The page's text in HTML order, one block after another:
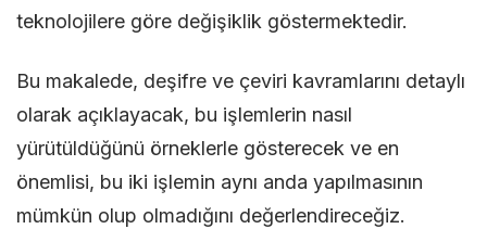
teknolojilere göre değişiklik göstermektedir.
Bu makalede, deşifre ve çeviri kavramlarını detaylı
olarak açıklayacak, bu işlemlerin nasıl
yürütüldüğünü örneklerle gösterecek ve en
önemlisi, bu iki işlemin aynı anda yapılmasının
mümkün olup olmadığını değerlendireceğiz.